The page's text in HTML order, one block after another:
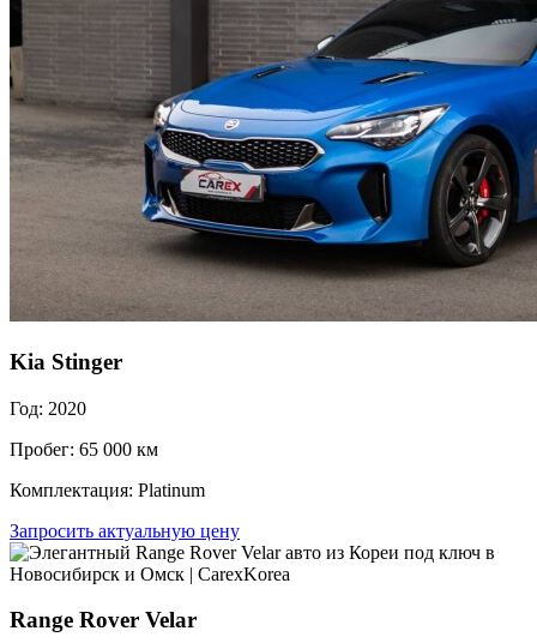
Kia Stinger
Год: 2020
Пробег: 65 000 км
Комплектация: Platinum
Запросить актуальную цену
Range Rover Velar